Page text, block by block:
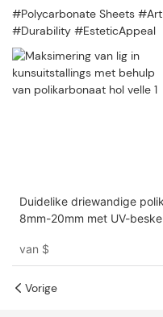
#Polycarbonate Sheets
#Durability #EsteticAppeal
Duidelike driewandige
8mm-20mm met UV-
van $
Vorige